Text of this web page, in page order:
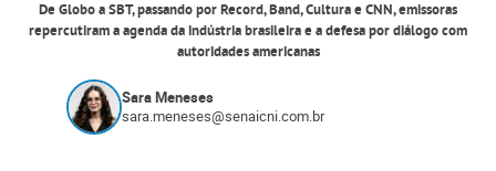
De Globo a SBT, passando por Record, Band, Cultura e CNN, emissoras
repercutiram a agenda da indústria brasileira e a defesa por diálogo com
autoridades americanas
Sara Meneses
sara.meneses@senaicni.com.br